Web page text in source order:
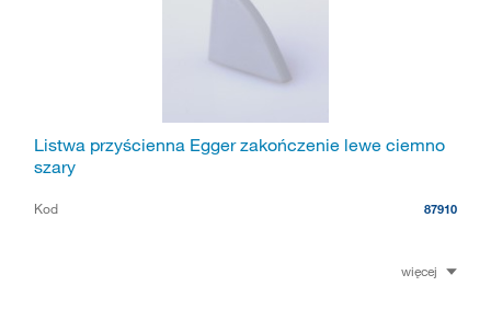
Listwa przyścienna Egger zakończenie lewe ciemno
szary
Kod 87910
więcej